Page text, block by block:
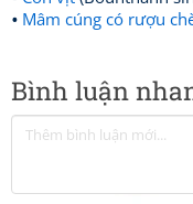
Bình luận
Mâm cúng có rượu